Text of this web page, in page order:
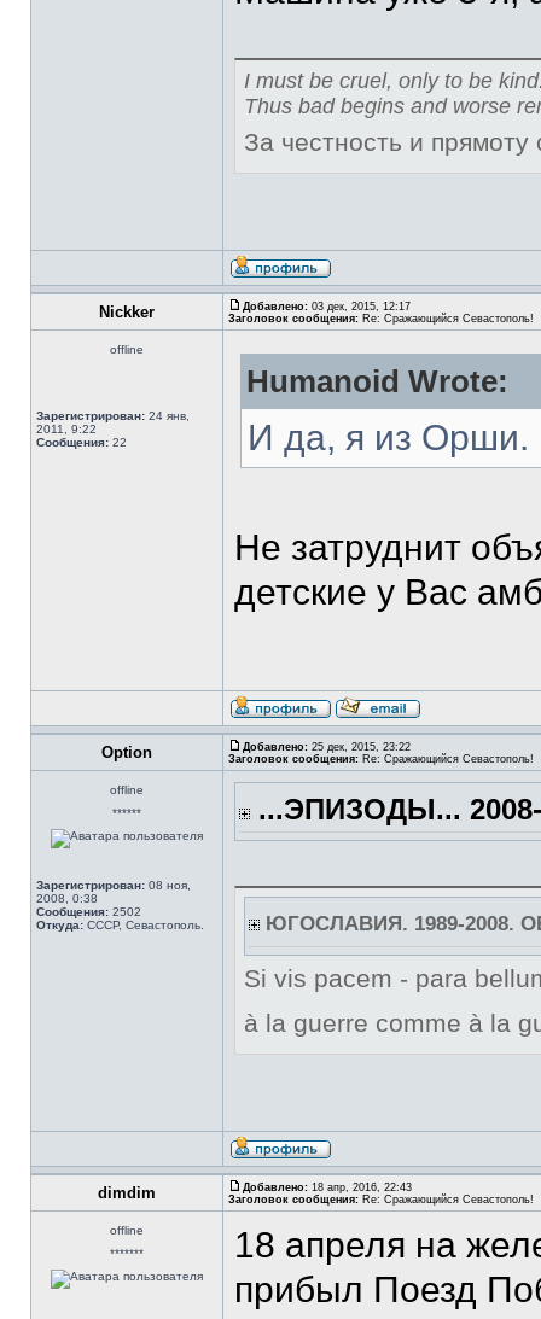
I must be cruel, only to be
Thus bad begins and worse
За честность и
Nickker Добавлено: 03 дек, 2015, 12:17
Заголовок сообщения: Re: Сражающийся Севастополь!
offline
Зарегистрирован: 24 янв,
2011, 9:22
Сообщения: 22
Humanoid Wrote:
И да, я из Орши.
Не затруднит
детские у Вас
Option Добавлено: 25 дек, 2015, 23:22
Заголовок сообщения: Re: Сражающийся Севастополь!
offline
******
Зарегистрирован: 08 ноя,
2008, 0:38
Сообщения: 2502
Откуда: СССР, Севастополь.
...ЭПИЗОДЫ... 2008-
ЮГОСЛАВИЯ. 1989-2008.
Si vis pacem - para
à la guerre comme à la
dimdim Добавлено: 18 апр, 2016, 22:43
Заголовок сообщения: Re: Сражающийся Севастополь!
offline
*******
18 апреля на
прибыл Поезд